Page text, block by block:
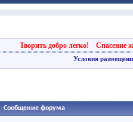
Творить добро легко! Спасение
Условия
Сообщение форума